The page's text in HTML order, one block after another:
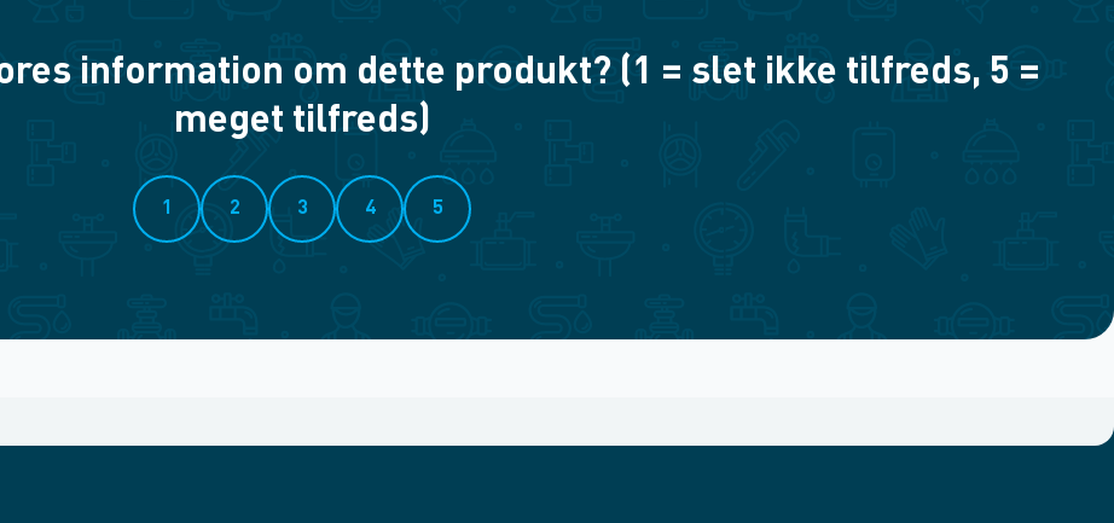
information om dette produkt? (1 = slet ikke tilfreds, 5 =
meget tilfreds)
1 2 3 4 5